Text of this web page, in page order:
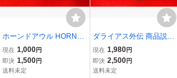
ホーンドアウル HORNED
OWL 商品説明必読！！ 良
品
現在 1,000円
即決 1,500円
送料未定
ダライアス外伝 商品説明
必読！！ 綺麗
現在 1,980円
即決 2,500円
送料未定